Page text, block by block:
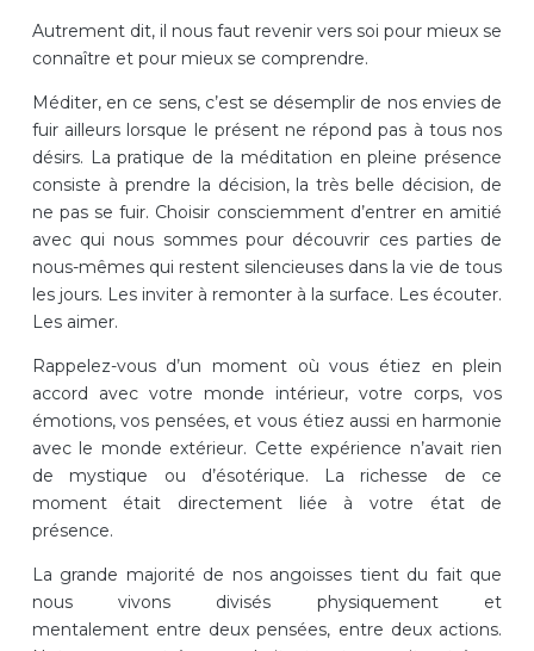
Autrement dit, il nous faut revenir vers soi pour mieux se
connaître et pour mieux se comprendre.
Méditer, en ce sens, c’est se désemplir de nos envies de
fuir ailleurs lorsque le présent ne répond pas à tous nos
désirs. La pratique de la méditation en pleine présence
consiste à prendre la décision, la très belle décision, de
ne pas se fuir. Choisir consciemment d’entrer en amitié
avec qui nous sommes pour découvrir ces parties de
nous-mêmes qui restent silencieuses dans la vie de tous
les jours. Les inviter à remonter à la surface. Les écouter.
Les aimer.
Rappelez-vous d’un moment où vous étiez en plein
accord avec votre monde intérieur, votre corps, vos
émotions, vos pensées, et vous étiez aussi en harmonie
avec le monde extérieur. Cette expérience n’avait rien
de mystique ou d’ésotérique. La richesse de ce
moment était directement liée à votre état de
présence.
La grande majorité de nos angoisses tient du fait que
nous vivons divisés physiquement et
mentalement entre deux pensées, entre deux actions.